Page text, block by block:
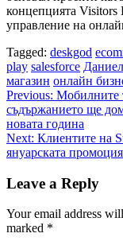
концепцията Visitors
управление на
Tagged: deskgod
play salesforce
магазин онлайн
Post
navigation
Previous: Мобилните
съдържанието ще
новата година
Next: Клиентите на
януарската
Leave a Reply
Your email address
marked *